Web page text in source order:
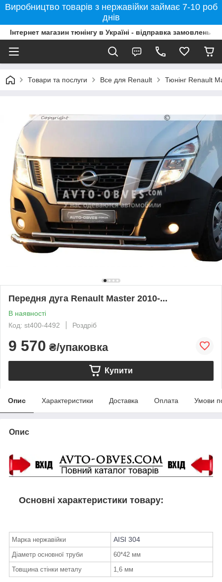
Виробництво товарів з нержавійки займає 7-10 роб
днів
Інтернет магазин тюнінгу в Україні - відправка замовлень
Товари та послуги Все для Renault Тюнінг Renault
Передня дуга Renault Master 2010-...
В наявності
Код: st400-4492
Роздріб
9 570 ₴/упаковка
Купити
Опис Характеристики Доставка Оплата Умови
Опис
Основні характеристики товару:
Марка нержавійки AISI 304
Діаметр основної труби
60*42 мм
Товщина стінки металу
1,6 мм